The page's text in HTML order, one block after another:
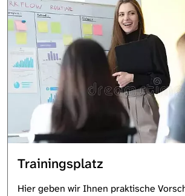
Trainingsplatz
Hier geben wir Ihnen praktische